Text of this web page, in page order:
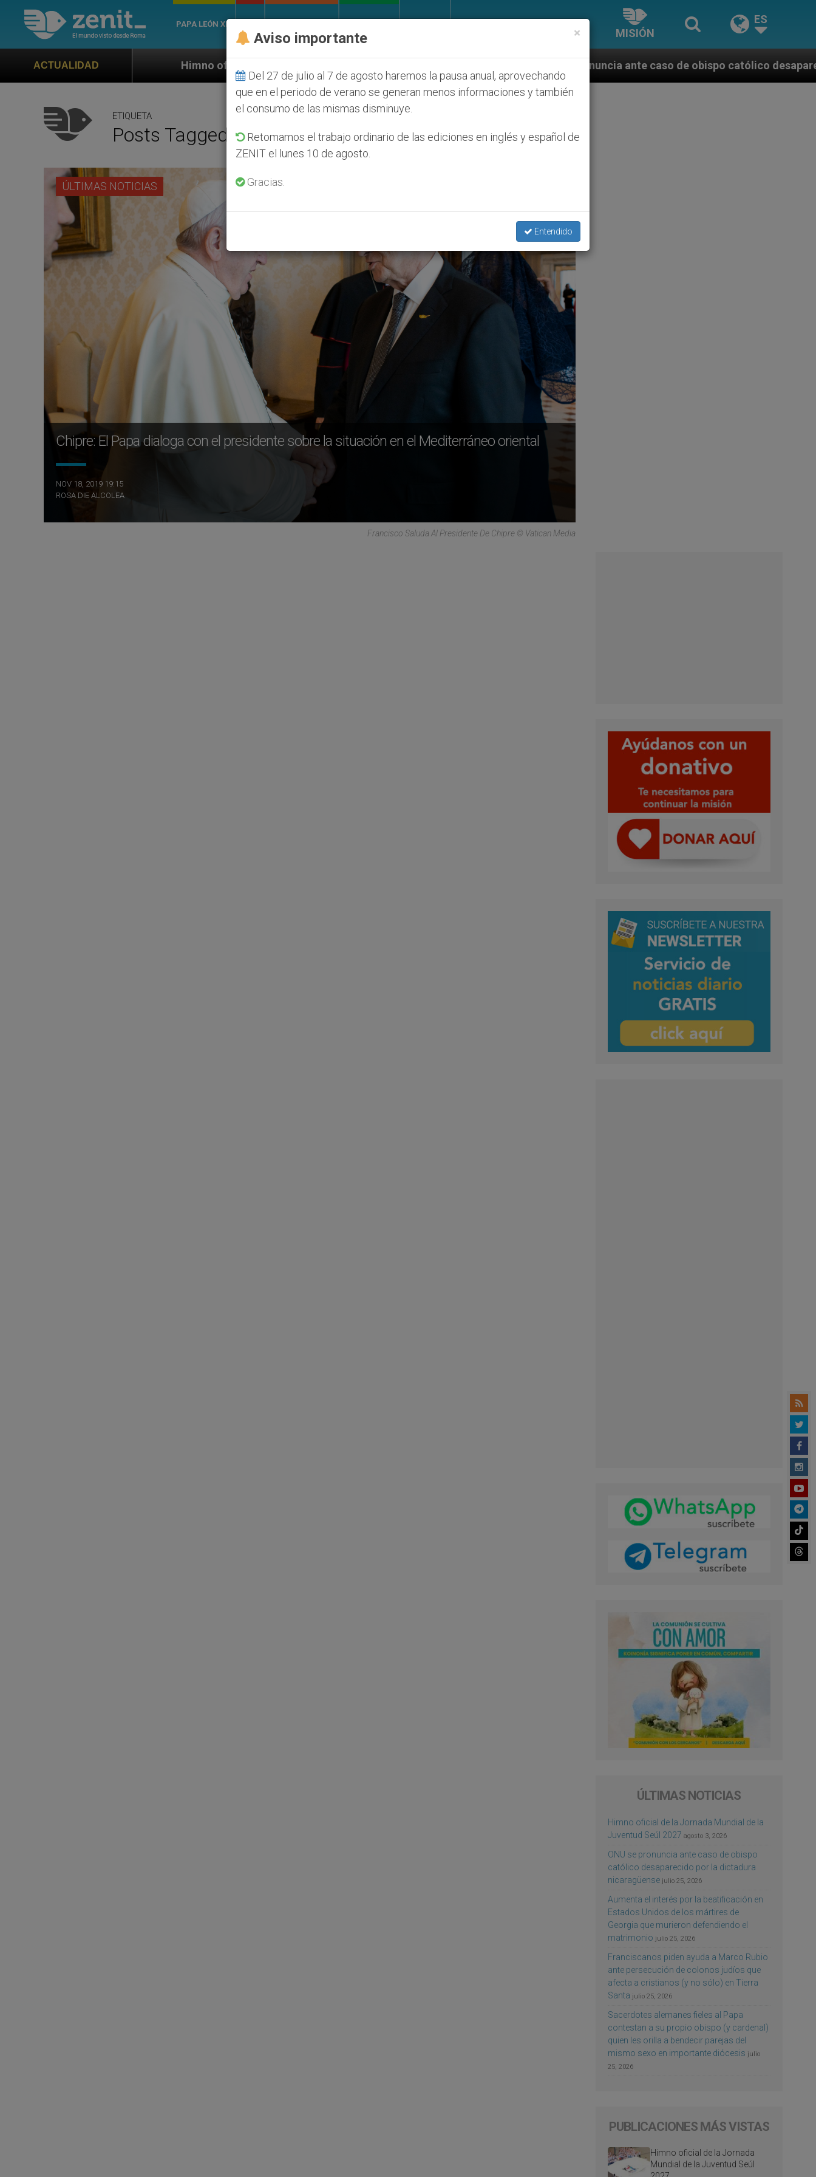
PAPA LEÓN XIV
MISIÓN
ES
ACTUALIDAD
Himno oficial de la Jornada Mundial de la Juventud Seúl 2027 ONU se pronuncia ante caso de obispo católico desaparecido por la dictadura
ETIQUETA
Posts Tagged ‘República De Chipre’
ÚLTIMAS NOTICIAS
Chipre: El Papa dialoga con el presidente sobre la situación en el Mediterráneo oriental
NOV 18, 2019 19:15
ROSA DIE ALCOLEA
Francisco Saluda Al Presidente De Chipre © Vatican Media
ÚLTIMAS NOTICIAS
Himno oficial de la Jornada Mundial de la
Juventud Seúl 2027 agosto 3, 2026
ONU se pronuncia ante caso de obispo
católico desaparecido por la dictadura
nicaragüense julio 25, 2026
Aumenta el interés por la beatificación en
Estados Unidos de los mártires de
Georgia que murieron defendiendo el
matrimonio julio 25, 2026
Franciscanos piden ayuda a Marco Rubio
ante persecución de colonos judíos que
afecta a cristianos (y no sólo) en Tierra
Santa julio 25, 2026
Sacerdotes alemanes fieles al Papa
contestan a su propio obispo (y cardenal)
quien les orilla a bendecir parejas del
mismo sexo en importante diócesis julio
25, 2026
PUBLICACIONES MÁS VISTAS
Himno oficial de la Jornada
Mundial de la Juventud Seúl
×
Aviso importante
Del 27 de julio al 7 de agosto haremos la pausa anual, aprovechando
que en el periodo de verano se generan menos informaciones y también
el consumo de las mismas disminuye.
Retomamos el trabajo ordinario de las ediciones en inglés y español de
ZENIT el lunes 10 de agosto.
Gracias.
Entendido